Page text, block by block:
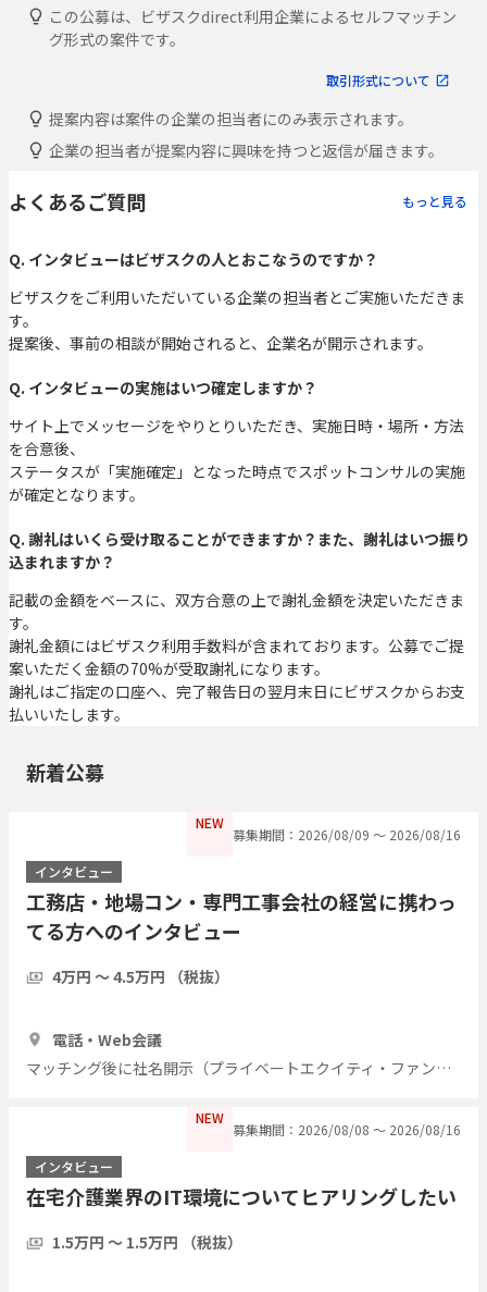
この公募は、ビザスクdirect利用企業によるセルフマッチン
グ形式の案件です。
取引形式について
提案内容は案件の企業の担当者にのみ表示されます。
企業の担当者が提案内容に興味を持つと返信が届きます。
よくあるご質問 もっと見る
Q. インタビューはビザスクの人とおこなうのですか？
ビザスクをご利用いただいている企業の担当者とご実施いただきま
す。
提案後、事前の相談が開始されると、企業名が開示されます。
Q. インタビューの実施はいつ確定しますか？
サイト上でメッセージをやりとりいただき、実施日時・場所・方法
を合意後、
ステータスが「実施確定」となった時点でスポットコンサルの実施
が確定となります。
Q. 謝礼はいくら受け取ることができますか？また、謝礼はいつ振り
込まれますか？
記載の金額をベースに、双方合意の上で謝礼金額を決定いただきま
す。
謝礼金額にはビザスク利用手数料が含まれております。公募でご提
案いただく金額の70%が受取謝礼になります。
謝礼はご指定の口座へ、完了報告日の翌月末日にビザスクからお支
払いいたします。
新着公募
NEW
募集期間：2026/08/09 〜 2026/08/16
インタビュー
工務店・地場コン・専門工事会社の経営に携わっ
てる方へのインタビュー
4万円 〜 4.5万円 （税抜）
電話・Web会議
マッチング後に社名開示（プライベートエクイティ・ファンド）
NEW
募集期間：2026/08/08 〜 2026/08/16
インタビュー
在宅介護業界のIT環境についてヒアリングしたい
1.5万円 〜 1.5万円 （税抜）